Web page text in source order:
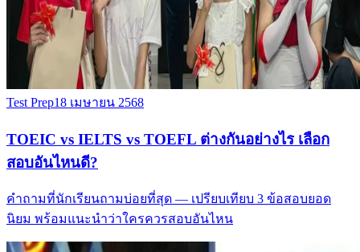
Test Prep18 เมษายน 2568
TOEIC vs IELTS vs TOEFL ต่างกันอย่างไร เลือก
สอบอันไหนดี?
คำถามที่นักเรียนถามบ่อยที่สุด — เปรียบเทียบ 3 ข้อสอบยอด
นิยม พร้อมแนะนำว่าใครควรสอบอันไหน